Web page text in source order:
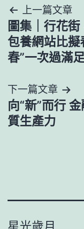
文
章
導
覽
上一篇文章
圖集｜行花
包養網站比擬
春”一次過滿
下一篇文章
向“新”而行
質生產力